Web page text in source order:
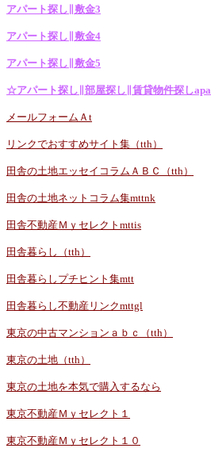
アパート探し∥敷金3
アパート探し∥敷金4
アパート探し∥敷金5
☆アパート探し∥部屋探し∥賃貸物件探しapa
メールフォームＡt
リンクでおすすめサイト集（tth）
田舎の土地エッセイコラムＡＢＣ（tth）
田舎の土地ネットコラム集mttnk
田舎不動産Ｍｙセレクトmttis
田舎暮らし（tth）
田舎暮らしプチヒント集mtt
田舎暮らし不動産リンクmttgl
東京の中古マンションａｂｃ（tth）
東京の土地（tth）
東京の土地を本気で購入するなら
東京不動産Ｍｙセレクト１
東京不動産Ｍｙセレクト１０